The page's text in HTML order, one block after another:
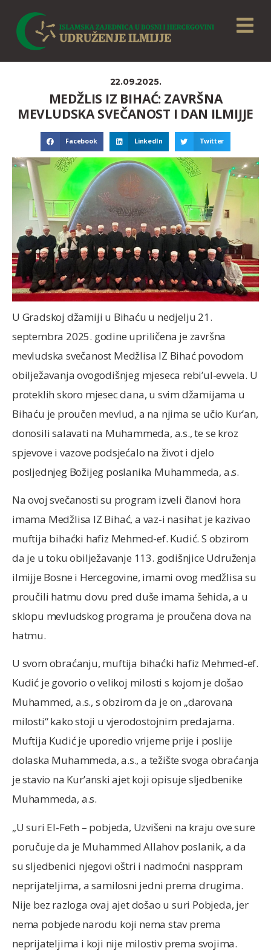
22.09.2025.
MEDŽLIS IZ BIHAĆ: ZAVRŠNA
MEVLUDSKA SVEČANOST I DAN ILMIJJE
Facebook LinkedIn Twitter
U Gradskoj džamiji u Bihaću u nedjelju 21.
septembra 2025. godine upriličena je završna
mevludska svečanost Medžlisa IZ Bihać povodom
obilježavanja ovogodišnjeg mjeseca rebi’ul-evvela. U
proteklih skoro mjesec dana, u svim džamijama u
Bihaću je proučen mevlud, a na njima se učio Kur’an,
donosili salavati na Muhammeda, a.s., te se kroz
spjevove i vazove podsjećalo na život i djelo
posljednjeg Božijeg poslanika Muhammeda, a.s.
Na ovoj svečanosti su program izveli članovi hora
imama Medžlisa IZ Bihać, a vaz-i nasihat je kazivao
muftija bihaćki hafiz Mehmed-ef. Kudić. S obzirom
da je u toku obilježavanje 113. godišnjice Udruženja
ilmijje Bosne i Hercegovine, imami ovog medžlisa su
proučili hatmu dovu pred duše imama šehida, a u
sklopu mevludskog programa je proučena dova na
hatmu.
U svom obraćanju, muftija bihaćki hafiz Mehmed-ef.
Kudić je govorio o velikoj milosti s kojom je došao
Muhammed, a.s., s obzirom da je on „darovana
milosti“ kako stoji u vjerodostojnim predajama.
Muftija Kudić je uporedio vrijeme prije i poslije
dolaska Muhammeda, a.s., a težište svoga obraćanja
je stavio na Kur’anski ajet koji opisuje sljedbenike
Muhammeda, a.s.
„U suri El-Feth – pobjeda, Uzvišeni na kraju ove sure
poručuje da je Muhammed Allahov poslanik, a da
su sljedbenici njegovi oštri i nadmoćni nasppram
neprijateljima, a samilosni jedni prema drugima.
Nije bez razloga ovaj ajet došao u suri Pobjeda, jer
nema pobjede narodu koji nema stav prema
neprijateljima i koji nije milostiv prema svojima.